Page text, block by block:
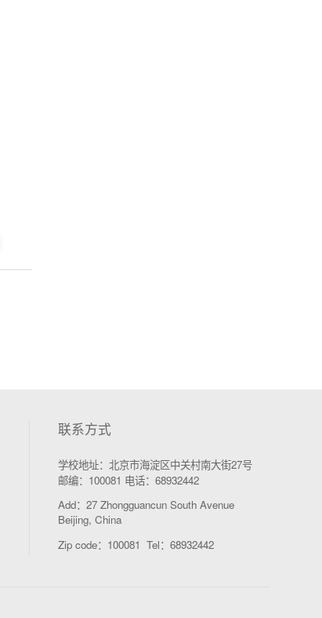
联系方式
学校地址：北京市海淀区中关村南大街27号
邮编：100081 电话：68932442
Add：27 Zhongguancun South Avenue
Beijing, China
Zip code：100081 Tel：68932442